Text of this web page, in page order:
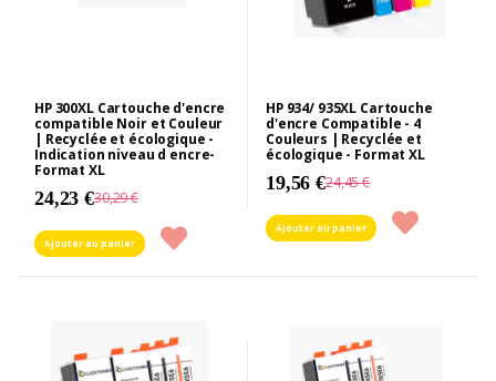
HP 300XL Cartouche d'encre
compatible Noir et Couleur
| Recyclée et écologique -
Indication niveau d encre-
Format XL
24,23 €30,29 €
Ajouter au panier
HP 934/ 935XL Cartouche
d'encre Compatible - 4
Couleurs | Recyclée et
écologique - Format XL
19,56 €24,45 €
Ajouter au panier